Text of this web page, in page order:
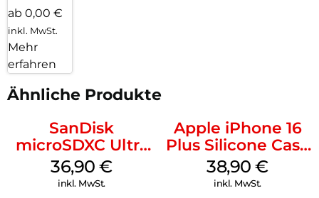
ab 0,00 €
inkl. MwSt.
Mehr
erfahren
Ähnliche Produkte
SanDisk
microSDXC Ultra
128 GB + Adapter
Mobile
36,90€
inkl. MwSt.
Apple iPhone 16
Plus Silicone Case
MagSafe Denim
38,90€
inkl. MwSt.